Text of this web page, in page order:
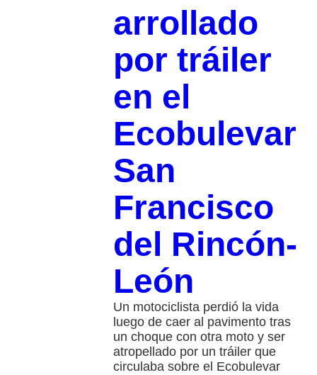
arrollado
por tráiler
en el
Ecobulevar
San
Francisco
del Rincón-
León
Un motociclista perdió la vida
luego de caer al pavimento tras
un choque con otra moto y ser
atropellado por un tráiler que
circulaba sobre el Ecobulevar